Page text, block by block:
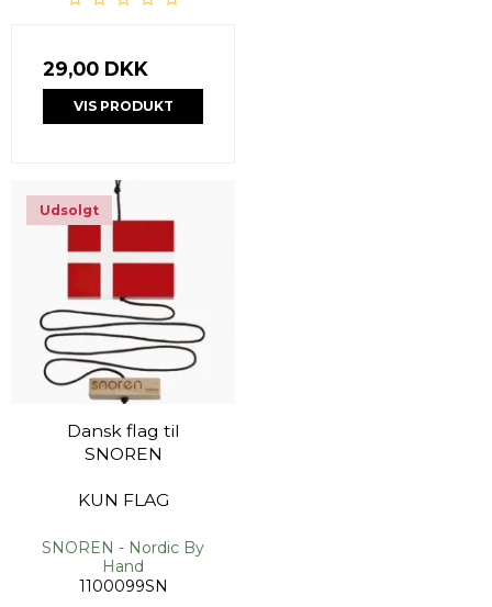
29,00 DKK
VIS PRODUKT
Udsolgt
Dansk flag til
SNOREN
KUN FLAG
SNOREN - Nordic By
Hand
1100099SN